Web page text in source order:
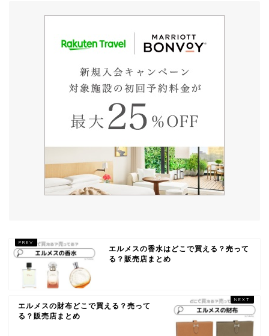
エルメスの香水はどこで買える？売って
る？販売店まとめ
エルメスの財布どこで買える？売って
る？販売店まとめ